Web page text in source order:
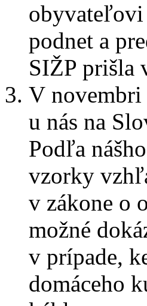
obyvateľovi
podnet a
SIŽP prišla
V novembri
u nás na
Podľa
vzorky
v zákone o
možné
v prípade,
domáceho